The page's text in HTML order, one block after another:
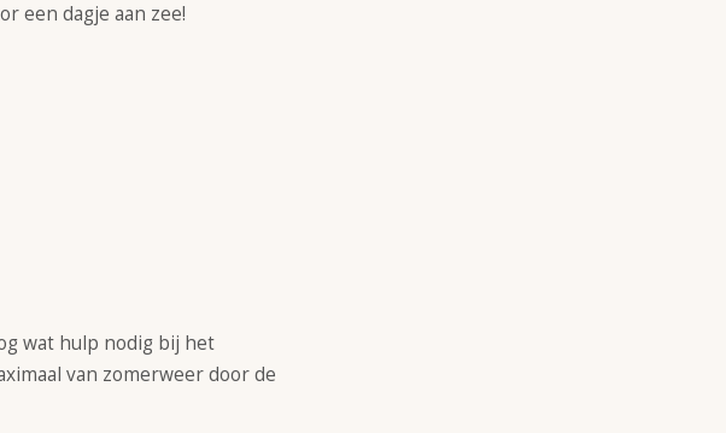
een dagje aan zee!
wat hulp nodig bij het
van zomerweer door de